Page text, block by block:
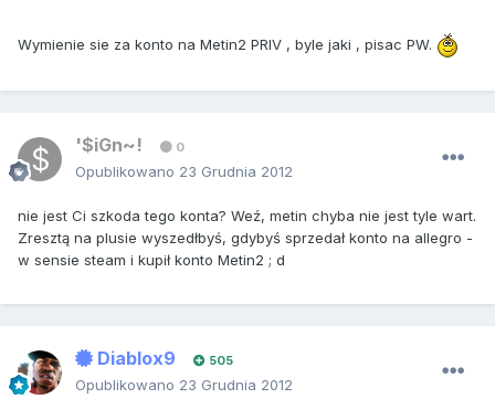
Wymienie sie za konto na Metin2 PRIV , byle jaki , pisac PW.
'$iGn~! 0
Opublikowano 23 Grudnia 2012
nie jest Ci szkoda tego konta? Weź, metin chyba nie jest tyle wart.
Zresztą na plusie wyszedłbyś, gdybyś sprzedał konto na allegro -
w sensie steam i kupił konto Metin2 ; d
Diablox9 505
Opublikowano 23 Grudnia 2012